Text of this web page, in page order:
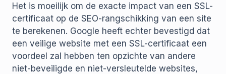
Het is moeilijk om de exacte impact van een SSL-
certificaat op de SEO-rangschikking van een site
te berekenen. Google heeft echter bevestigd dat
een veilige website met een SSL-certificaat een
voordeel zal hebben ten opzichte van andere
niet-beveiligde en niet-versleutelde websites,